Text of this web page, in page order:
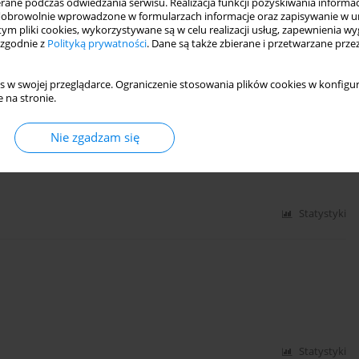
podczas odwiedzania serwisu. Realizacja funkcji pozyskiwania
wprowadzone w formularzach informacje oraz zapisywanie w
pliki cookies, wykorzystywane są w celu realizacji usług, zapewnienia
z Polityką prywatności. Dane są także zbierane i przetwarzane
w swojej przeglądarce. Ograniczenie stosowania plików cookies w
na stronie.
Nie zgadzam się
pierwotniakami z rodzajów
Statystyki
Statystyki